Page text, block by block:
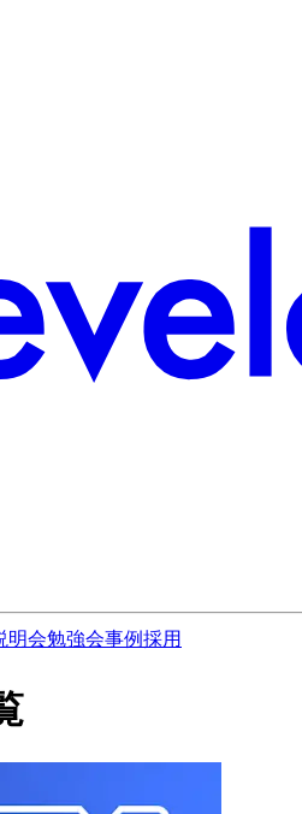
明会勉強会事例採用